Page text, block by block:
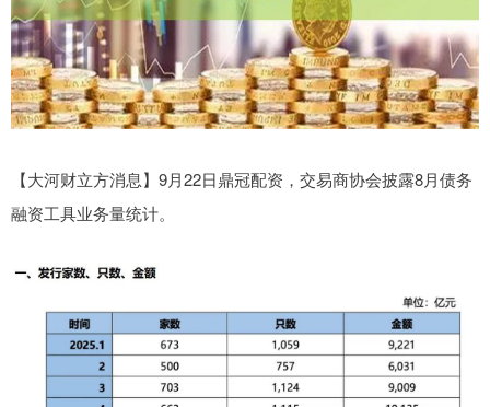
【大河财立方消息】9月22日鼎冠配资，交易商协会披露8月债务
融资工具业务量统计。